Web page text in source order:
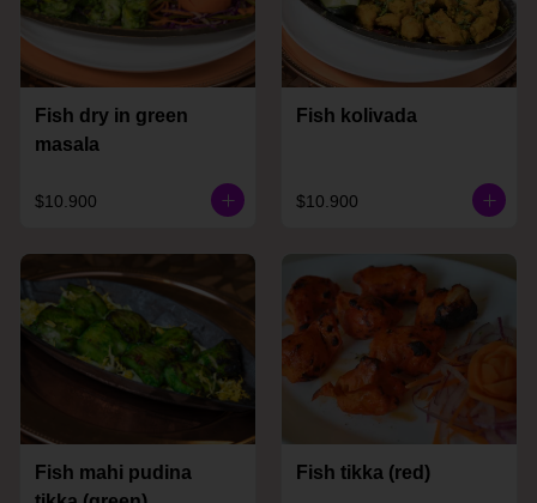
Fish dry in green
masala
$10.900
Fish kolivada
$10.900
Fish mahi pudina
Fish tikka (red)